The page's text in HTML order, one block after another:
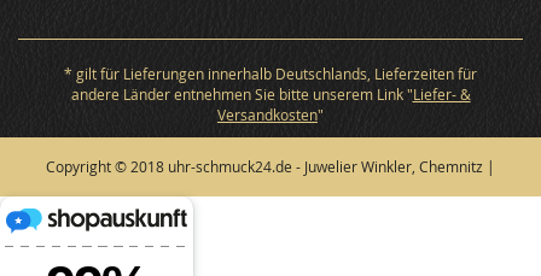
* gilt für Lieferungen innerhalb Deutschlands, Lieferzeiten für
andere Länder entnehmen Sie bitte unserem Link "Liefer- &
Versandkosten"
Copyright © 2018 uhr-schmuck24.de - Juwelier Winkler, Chemnitz |